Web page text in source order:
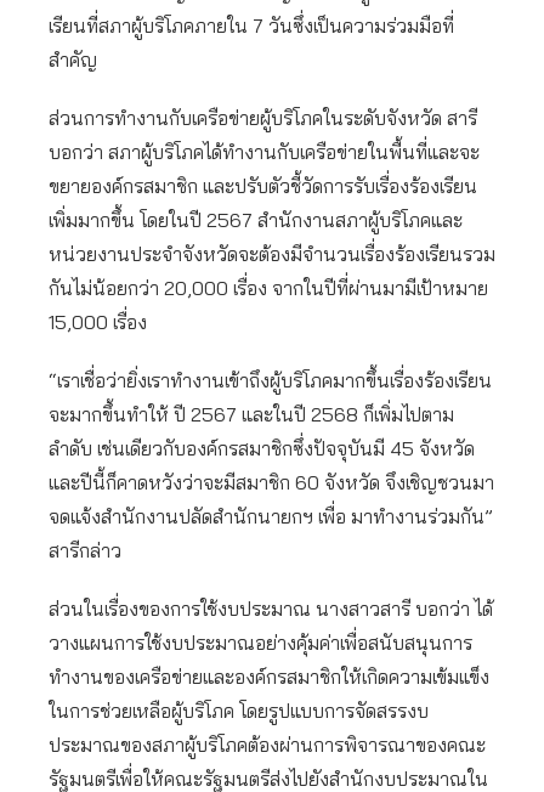
เรียนที่สภาผู้บริโภคภายใน 7 วันซึ่งเป็นความร่วมมือที่
สำคัญ
ส่วนการทำงานกับเครือข่ายผู้บริโภคในระดับจังหวัด สารี
บอกว่า สภาผู้บริโภคได้ทำงานกับเครือข่ายในพื้นที่และจะ
ขยายองค์กรสมาชิก และปรับตัวชี้วัดการรับเรื่องร้องเรียน
เพิ่มมากขึ้น โดยในปี 2567 สำนักงานสภาผู้บริโภคและ
หน่วยงานประจำจังหวัดจะต้องมีจำนวนเรื่องร้องเรียนรวม
กันไม่น้อยกว่า 20,000 เรื่อง จากในปีที่ผ่านมามีเป้าหมาย
15,000 เรื่อง
“เราเชื่อว่ายิ่งเราทำงานเข้าถึงผู้บริโภคมากขึ้นเรื่องร้องเรียน
จะมากขึ้นทำให้ ปี 2567 และในปี 2568 ก็เพิ่มไปตาม
ลำดับ เช่นเดียวกับองค์กรสมาชิกซึ่งปัจจุบันมี 45 จังหวัด
และปีนี้ก็คาดหวังว่าจะมีสมาชิก 60 จังหวัด จึงเชิญชวนมา
จดแจ้งสำนักงานปลัดสำนักนายกฯ เพื่อ มาทำงานร่วมกัน”
สารีกล่าว
ส่วนในเรื่องของการใช้งบประมาณ นางสาวสารี บอกว่า ได้
วางแผนการใช้งบประมาณอย่างคุ้มค่าเพื่อสนับสนุนการ
ทำงานของเครือข่ายและองค์กรสมาชิกให้เกิดความเข้มแข็ง
ในการช่วยเหลือผู้บริโภค โดยรูปแบบการจัดสรรงบ
ประมาณของสภาผู้บริโภคต้องผ่านการพิจารณาของคณะ
รัฐมนตรีเพื่อให้คณะรัฐมนตรีส่งไปยังสำนักงบประมาณใน